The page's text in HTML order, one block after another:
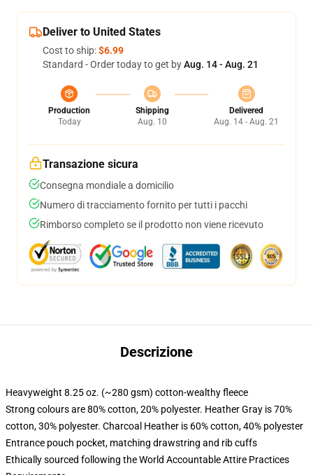
Deliver to United States
Cost to ship:$6.99
Standard - Order today to get byAug. 14 - Aug. 21
Production
Today
Shipping
Aug. 10
Delivered
Aug. 14 - Aug. 21
Transazione sicura
Consegna mondiale a domicilio
Numero di tracciamento fornito per tutti i pacchi
Rimborso completo se il prodotto non viene ricevuto
Descrizione
Heavyweight 8.25 oz. (~280 gsm) cotton-wealthy fleece
Strong colours are 80% cotton, 20% polyester. Heather Gray is 70%
cotton, 30% polyester. Charcoal Heather is 60% cotton, 40% polyester
Entrance pouch pocket, matching drawstring and rib cuffs
Ethically sourced following the World Accountable Attire Practices